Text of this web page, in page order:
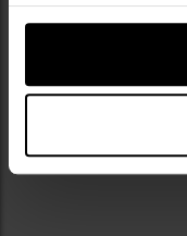
akumulator ASG
ładowarka
zasilacz 10 W